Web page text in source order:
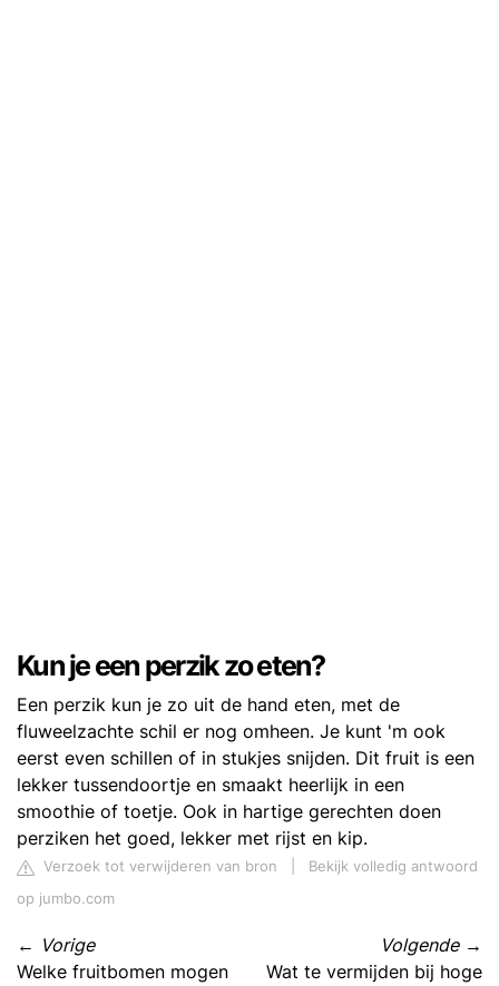
Kun je een perzik zo eten?
Een perzik kun je zo uit de hand eten, met de
fluweelzachte schil er nog omheen. Je kunt 'm ook
eerst even schillen of in stukjes snijden. Dit fruit is een
lekker tussendoortje en smaakt heerlijk in een
smoothie of toetje. Ook in hartige gerechten doen
perziken het goed, lekker met rijst en kip.
Verzoek tot verwijderen van bron
Bekijk volledig antwoord
op jumbo.com
← Vorige
Welke fruitbomen mogen
Volgende→
Wat te vermijden bij hoge